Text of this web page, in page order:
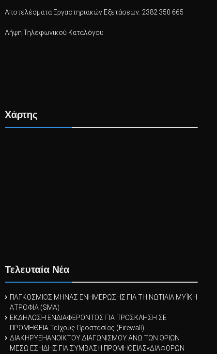
Αποτελέσματα Εργαστηριακών Εξετάσεων: 2382 350 665
Λήψη Τηλεφωνικού Καταλόγου
Χάρτης
Τελευταία Νέα
ΠΑΓΚΟΣΜΙΟΣ ΜΗΝΑΣ ΕΝΗΜΕΡΩΣΗΣ ΓΙΑ ΤΗ ΝΩΤΙΑΙΑ ΜΥΪΚΗ
ΑΤΡΟΦΙΑ (SMA)
ΕΚΔΗΛΩΣΗ ΕΝΔΙΑΦΕΡΟΝΤΟΣ ΓΙΑ ΠΡΟΣΚΛΗΣΗ ΣΕ
ΠΡΟΜΗΘΕΙΑ Τείχους Προστασίας (Firewall)
ΔΙΑΚΗΡΥΞΗΑΝΟΙΚΤΟΥ ΔΙΑΓΩΝΙΣΜΟΥ ΑΝΩ ΤΩΝ ΟΡΙΩΝ
ΜΕΣΩ ΕΣΗΔΗΣ ΓΙΑ ΣΥΜΒΑΣΗ ΠΡΟΜΗΘΕΙΑΣ«ΔΙΑΦΟΡΩΝ